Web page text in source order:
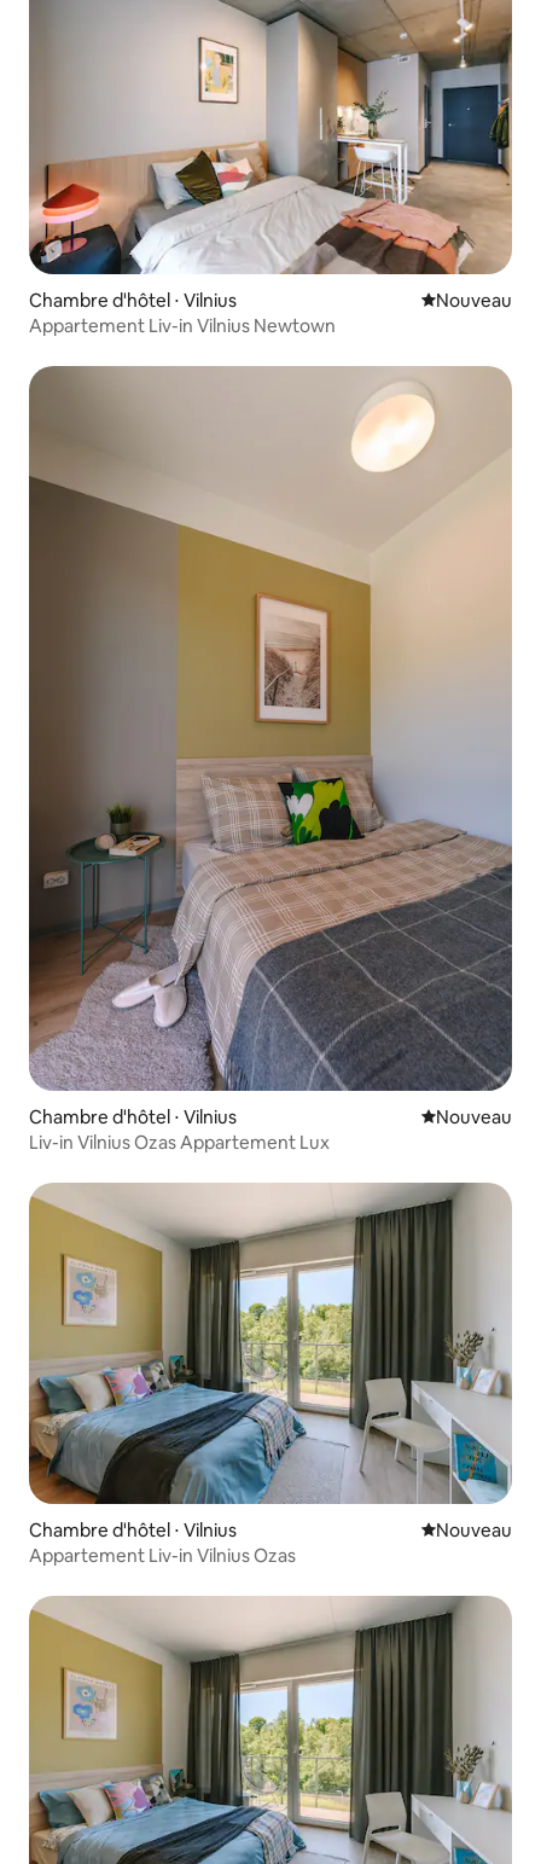
Chambre d'hôtel ⋅ Vilnius Nouvel
Nouveau
Appartement Liv-in Vilnius Newtown
Chambre d'hôtel ⋅ Vilnius Nouvel
Nouveau
Liv-in Vilnius Ozas Appartement Lux
Chambre d'hôtel ⋅ Vilnius Nouvel
Nouveau
Appartement Liv-in Vilnius Ozas